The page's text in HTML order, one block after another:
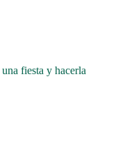
fiesta y hacerla